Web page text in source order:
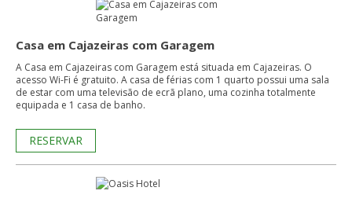
Casa em Cajazeiras com Garagem
A Casa em Cajazeiras com Garagem está situada em Cajazeiras. O
acesso Wi-Fi é gratuito. A casa de férias com 1 quarto possui uma sala
de estar com uma televisão de ecrã plano, uma cozinha totalmente
equipada e 1 casa de banho.
RESERVAR